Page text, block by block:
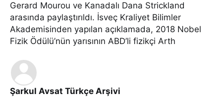
Gerard Mourou ve Kanadalı Dana Strickland
arasında paylaştırıldı. İsveç Kraliyet Bilimler
Akademisinden yapılan açıklamada, 2018 Nobel
Fizik Ödülü’nün yarısının ABD’li fizikçi Arth
Şarkul Avsat Türkçe Arşivi